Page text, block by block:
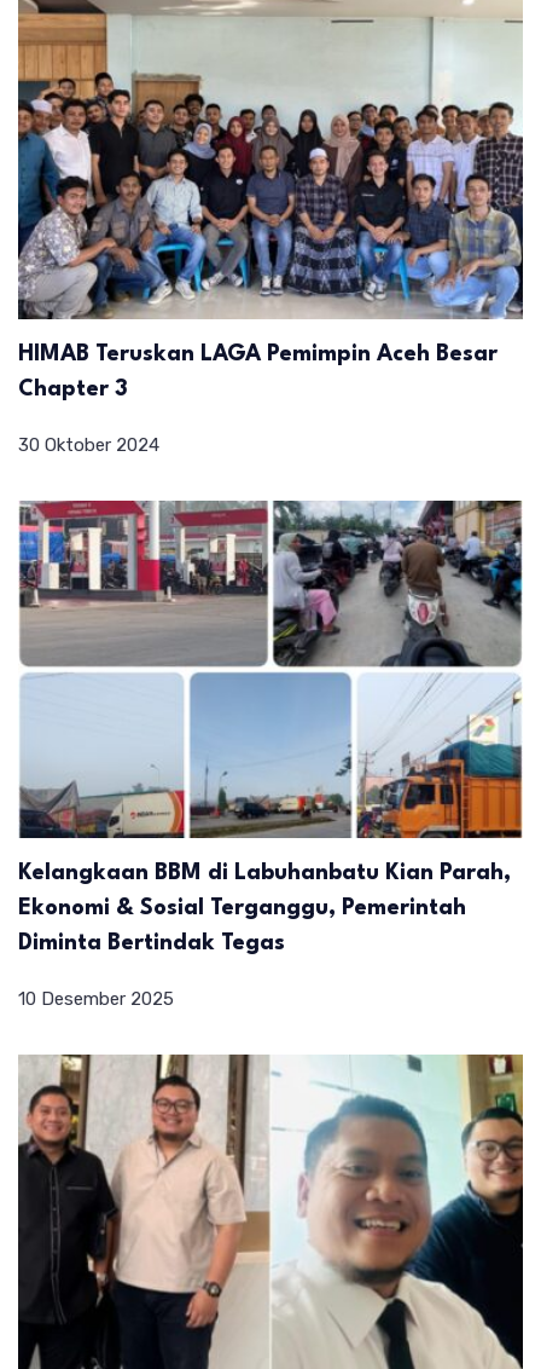
HIMAB Teruskan LAGA Pemimpin Aceh Besar
Chapter 3
30 Oktober 2024
Kelangkaan BBM di Labuhanbatu Kian Parah,
Ekonomi & Sosial Terganggu, Pemerintah
Diminta Bertindak Tegas
10 Desember 2025